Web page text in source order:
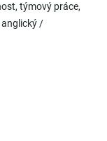
týmový práce,
anglický /